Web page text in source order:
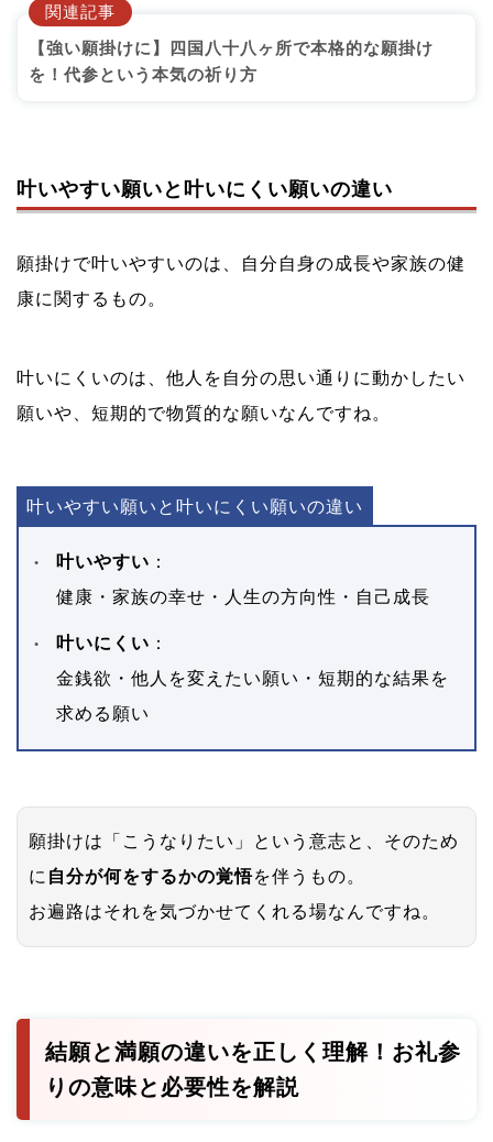
関連記事
【強い願掛けに】四国八十八ヶ所で本格的な願掛け
を！代参という本気の祈り方
叶いやすい願いと叶いにくい願いの違い
願掛けで叶いやすいのは、自分自身の成長や家族の健
康に関するもの。
叶いにくいのは、他人を自分の思い通りに動かしたい
願いや、短期的で物質的な願いなんですね。
叶いやすい願いと叶いにくい願いの違い
叶いやすい ：
健康・家族の幸せ・人生の方向性・自己成長
叶いにくい ：
金銭欲・他人を変えたい願い・短期的な結果を
求める願い
願掛けは「こうなりたい」という意志と、そのため
に 自分が何をするかの覚悟を伴うもの。
お遍路はそれを気づかせてくれる場なんですね。
結願と満願の違いを正しく理解！お礼参
りの意味と必要性を解説